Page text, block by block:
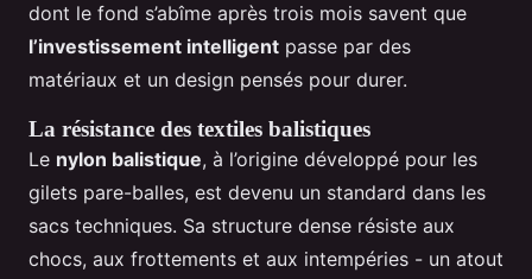
dont le fond s’abîme après trois mois savent que
l’investissement intelligent passe par des
matériaux et un design pensés pour durer.
La résistance des textiles balistiques
Le nylon balistique, à l’origine développé pour les
gilets pare-balles, est devenu un standard dans les
sacs techniques. Sa structure dense résiste aux
chocs, aux frottements et aux intempéries - un atout